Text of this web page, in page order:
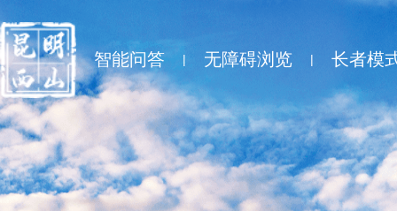
智能问答 | 无障碍浏览 | 长者模